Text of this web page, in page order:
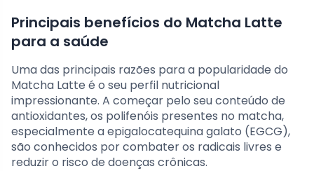
Principais benefícios do Matcha Latte
para a saúde
Uma das principais razões para a popularidade do
Matcha Latte é o seu perfil nutricional
impressionante. A começar pelo seu conteúdo de
antioxidantes, os polifenóis presentes no matcha,
especialmente a epigalocatequina galato (EGCG),
são conhecidos por combater os radicais livres e
reduzir o risco de doenças crônicas.